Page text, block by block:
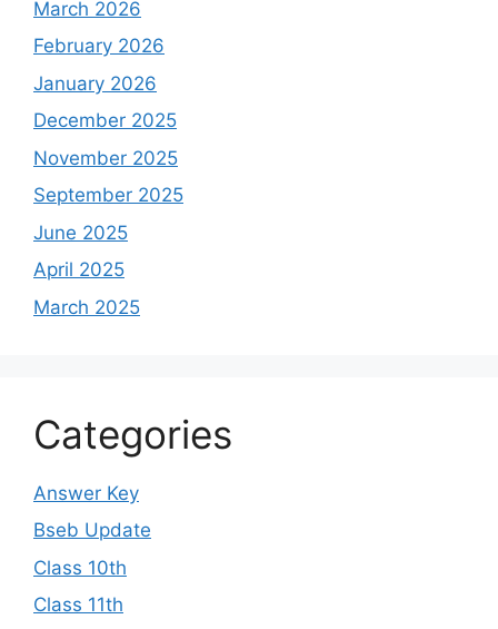
March 2026
February 2026
January 2026
December 2025
November 2025
September 2025
June 2025
April 2025
March 2025
Categories
Answer Key
Bseb Update
Class 10th
Class 11th